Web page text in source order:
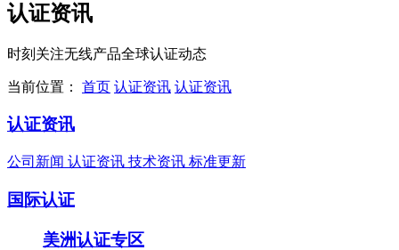
认证资讯
时刻关注无线产品全球认证动态
当前位置： 首页 认证资讯 认证资讯
认证资讯
公司新闻 认证资讯 技术资讯 标准更新
国际认证
美洲认证专区